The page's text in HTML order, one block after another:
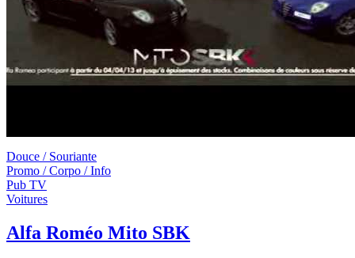
Douce / Souriante
Promo / Corpo / Info
Pub TV
Voitures
Alfa Roméo Mito SBK